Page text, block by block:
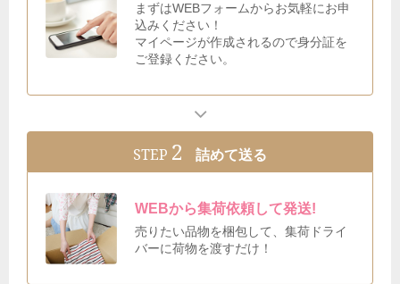
まずはWEBフォームからお気軽にお申
込みください！
マイページが作成されるので身分証を
ご登録ください。
STEP 2 詰めて送る
WEBから集荷依頼して発送!
売りたい品物を梱包して、集荷ドライ
バーに荷物を渡すだけ！